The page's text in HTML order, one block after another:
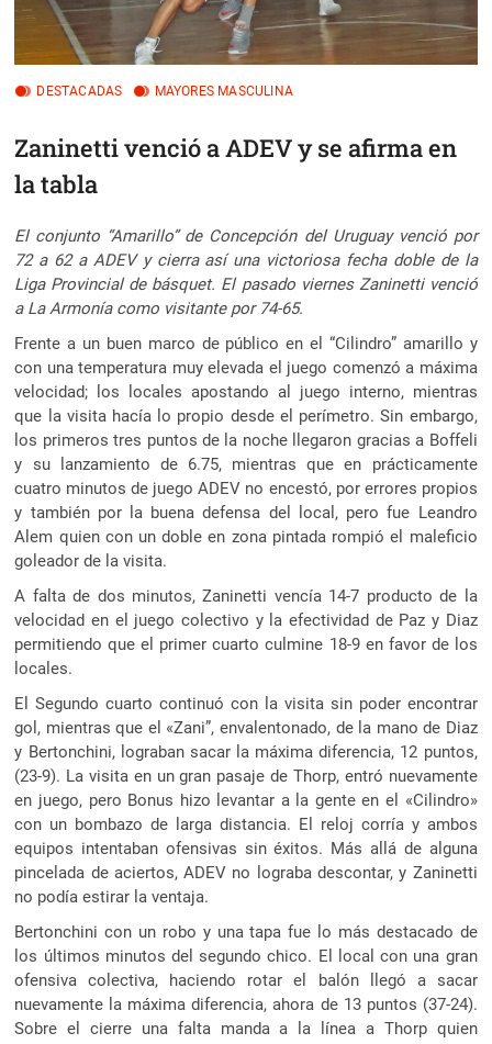
DESTACADAS MAYORES MASCULINA
Zaninetti venció a ADEV y se afirma en
la tabla
El conjunto “Amarillo” de Concepción del Uruguay venció por
72 a 62 a ADEV y cierra así una victoriosa fecha doble de la
Liga Provincial de básquet. El pasado viernes Zaninetti venció
a La Armonía como visitante por 74-65.
Frente a un buen marco de público en el “Cilindro” amarillo y
con una temperatura muy elevada el juego comenzó a máxima
velocidad; los locales apostando al juego interno, mientras
que la visita hacía lo propio desde el perímetro. Sin embargo,
los primeros tres puntos de la noche llegaron gracias a Boffeli
y su lanzamiento de 6.75, mientras que en prácticamente
cuatro minutos de juego ADEV no encestó, por errores propios
y también por la buena defensa del local, pero fue Leandro
Alem quien con un doble en zona pintada rompió el maleficio
goleador de la visita.
A falta de dos minutos, Zaninetti vencía 14-7 producto de la
velocidad en el juego colectivo y la efectividad de Paz y Diaz
permitiendo que el primer cuarto culmine 18-9 en favor de los
locales.
El Segundo cuarto continuó con la visita sin poder encontrar
gol, mientras que el «Zani”, envalentonado, de la mano de Diaz
y Bertonchini, lograban sacar la máxima diferencia, 12 puntos,
(23-9). La visita en un gran pasaje de Thorp, entró nuevamente
en juego, pero Bonus hizo levantar a la gente en el «Cilindro»
con un bombazo de larga distancia. El reloj corría y ambos
equipos intentaban ofensivas sin éxitos. Más allá de alguna
pincelada de aciertos, ADEV no lograba descontar, y Zaninetti
no podía estirar la ventaja.
Bertonchini con un robo y una tapa fue lo más destacado de
los últimos minutos del segundo chico. El local con una gran
ofensiva colectiva, haciendo rotar el balón llegó a sacar
nuevamente la máxima diferencia, ahora de 13 puntos (37-24).
Sobre el cierre una falta manda a la línea a Thorp quien